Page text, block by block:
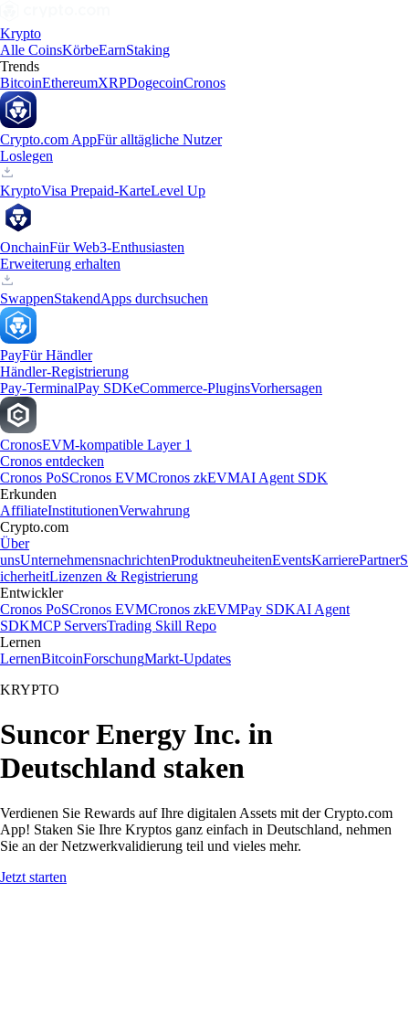
Krypto
Alle CoinsKörbeEarnStaking
Trends
BitcoinEthereumXRPDogecoinCronos
Crypto.com AppFür alltägliche Nutzer
Loslegen
KryptoVisa Prepaid-KarteLevel Up
OnchainFür Web3-Enthusiasten
Erweiterung erhalten
SwappenStakendApps durchsuchen
PayFür Händler
Händler-Registrierung
Pay-TerminalPay SDKeCommerce-PluginsVorhersagen
CronosEVM-kompatible Layer 1
Cronos entdecken
Cronos PoSCronos EVMCronos zkEVMAI Agent SDK
Erkunden
AffiliateInstitutionenVerwahrung
Crypto.com
Über
unsUnternehmensnachrichtenProduktneuheitenEventsKarrierePartnerS
icherheitLizenzen & Registrierung
Entwickler
Cronos PoSCronos EVMCronos zkEVMPay SDKAI Agent
SDKMCP ServersTrading Skill Repo
Lernen
LernenBitcoinForschungMarkt-Updates
KRYPTO
Suncor Energy Inc. in
Deutschland staken
Verdienen Sie Rewards auf Ihre digitalen Assets mit der Crypto.com
App! Staken Sie Ihre Kryptos ganz einfach in Deutschland, nehmen
Sie an der Netzwerkvalidierung teil und vieles mehr.
Jetzt starten